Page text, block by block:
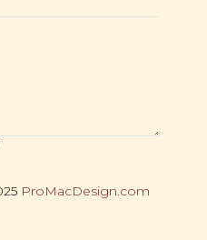
ProMacDesign.com